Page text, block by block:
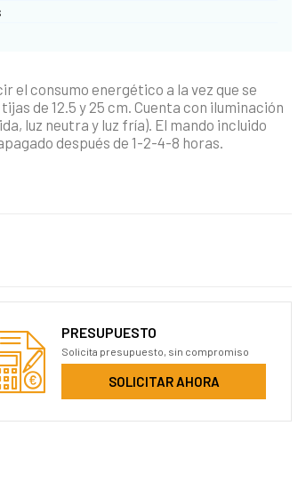
el consumo energético a la vez que se
de 12.5 y 25 cm. Cuenta con iluminación
luz neutra y luz fría). El mando incluido
después de 1-2-4-8 horas.
PRESUPUESTO
Solicita presupuesto, sin compromiso
SOLICITAR AHORA